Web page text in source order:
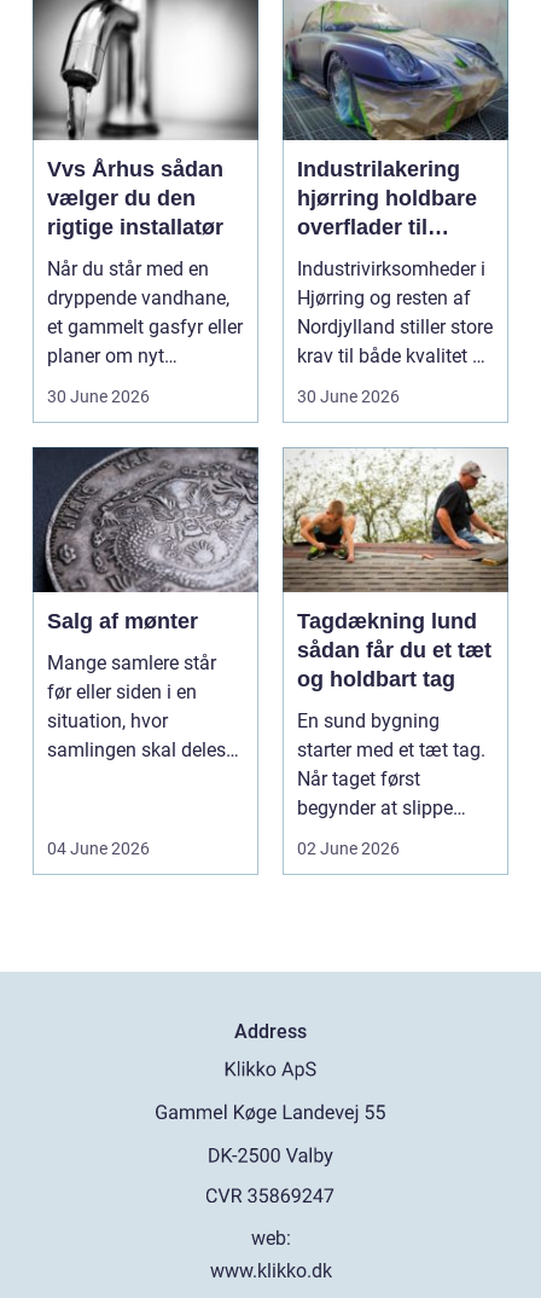
Vvs Århus sådan
vælger du den
rigtige installatør
Når du står med en
dryppende vandhane,
et gammelt gasfyr eller
planer om nyt
badeværelse, bliver
30 June 2026
Industrilakering
hjørring holdbare
overflader til
industri og erhverv
Industrivirksomheder i
Hjørring og resten af
Nordjylland stiller store
krav til både kvalitet og
hol...
30 June 2026
Salg af mønter
Mange samlere står
før eller siden i en
situation, hvor
samlingen skal deles
04 June 2026
Tagdækning lund
sådan får du et tæt
og holdbart tag
En sund bygning
starter med et tæt tag.
Når taget først
begynder at slippe
vand ind, kan skaderne
02 June 2026
Address
web:
www.klikko.dk